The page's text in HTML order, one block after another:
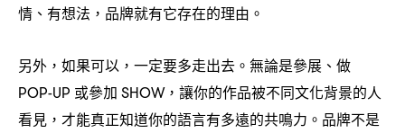
情、有想法 ， 品牌就有它存在的理由。
另外 ， 如果可以 ， 一定要多走出去。無論是參展、做
POP-UP 或參加 SHOW， 讓你的作品被不同文化背景的人
看見 ， 才能真正知道你的語言有多遠的共鳴力。品牌不是